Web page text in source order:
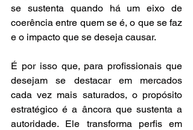
se sustenta quando há um eixo de
coerência entre quem se é, o que se faz
e o impacto que se deseja causar.
É por isso que, para profissionais que
desejam se destacar em mercados
cada vez mais saturados, o propósito
estratégico é a âncora que sustenta a
autoridade. Ele transforma perfis em